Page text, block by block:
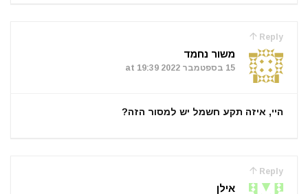
Reply
משור נחמד
15 בספטמבר 2022 at 19:39
היי, איזה תקע חשמל יש למסור הזה?
Reply
אילן